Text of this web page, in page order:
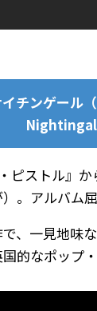
チンゲール（
ピストル』
。アルバム
、一見地味
的なポップ